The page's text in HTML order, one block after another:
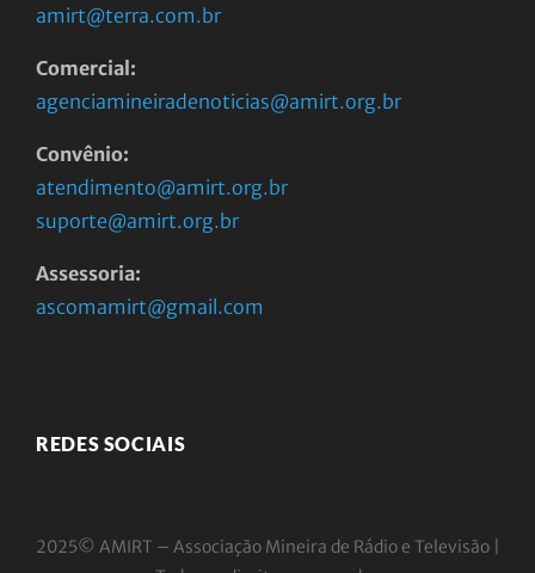
amirt@terra.com.br
Comercial:
agenciamineiradenoticias@amirt.org.br
Convênio:
atendimento@amirt.org.br
suporte@amirt.org.br
Assessoria:
ascomamirt@gmail.com
REDES SOCIAIS
2025© AMIRT – Associação Mineira de Rádio e Televisão |